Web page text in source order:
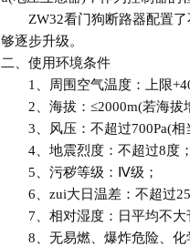
ZW32看门狗断路器配置了
够逐步升级。
二、使用环境条件
1、周围空气温度：上限
2、海拔：≤2000m(若海拔
3、风压：不超过700Pa(相
4、地震烈度：不超过8度
5、污秽等级：Ⅳ级；
6、zui大日温差：不超过
7、相对湿度：日平均不大
8、无易燃、爆炸危险、化